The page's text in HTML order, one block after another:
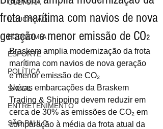
CULTURA
EDUCAÇÃO
ECONOMIA
ESPORTE
POLÍTICA
SAÚDE
ENTRETENIMENTO
SÃO PAULO
frota marítima com navios de nova
geração e menor emissão de CO₂
Braskem amplia modernização da frota
marítima com navios de nova geração
e menor emissão de CO₂
Novas embarcações da Braskem
Trading & Shipping devem reduzir em
cerca de 30% as emissões de CO₂ em
comparação à média da frota atual da